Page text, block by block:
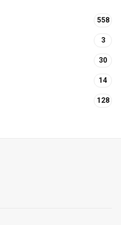
558
3
30
14
128